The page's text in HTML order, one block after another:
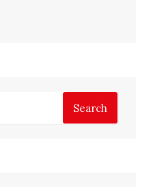
Search